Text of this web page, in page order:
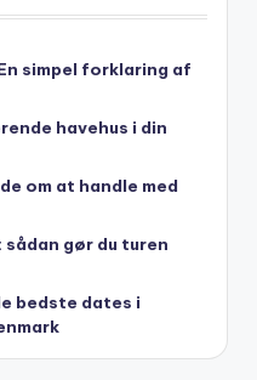
simpel forklaring af
havehus i din
om at handle med
gør du turen
bedste dates i